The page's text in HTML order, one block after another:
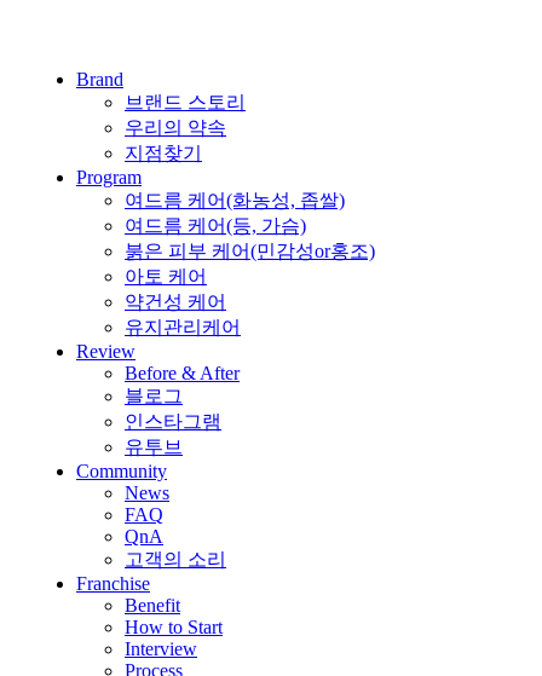
Brand
브랜드 스토리
우리의 약속
지점찾기
Program
여드름 케어(화농성, 좁쌀)
여드름 케어(등, 가슴)
붉은 피부 케어(민감성or홍조)
아토 케어
약건성 케어
유지관리케어
Review
Before & After
블로그
인스타그램
유투브
Community
News
FAQ
QnA
고객의 소리
Franchise
Benefit
How to Start
Interview
Process